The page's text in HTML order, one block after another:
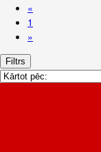
«
1
»
Filtrs